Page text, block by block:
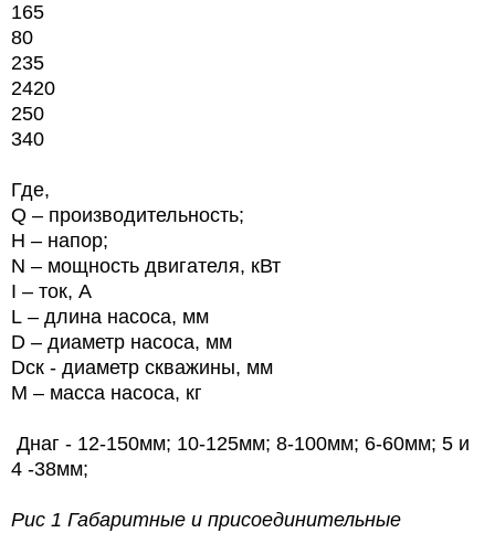
165
80
235
2420
250
340
Где,
Q – производительность;
Н – напор;
N – мощность двигателя, кВт
I – ток, А
L – длина насоса, мм
D – диаметр насоса, мм
Dск - диаметр скважины, мм
M – масса насоса, кг
Днаг - 12-150мм; 10-125мм; 8-100мм; 6-60мм; 5 и
4 -38мм;
Рис 1 Габаритные и присоединительные